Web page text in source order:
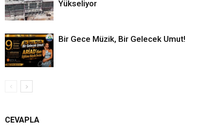
Yükseliyor
Bir Gece Müzik, Bir Gelecek Umut!
CEVAPLA